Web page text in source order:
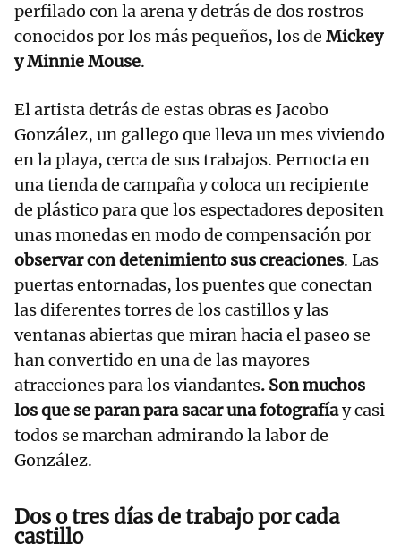
perfilado con la arena y detrás de dos rostros
conocidos por los más pequeños, los de Mickey
y Minnie Mouse.
El artista detrás de estas obras es Jacobo
González, un gallego que lleva un mes viviendo
en la playa, cerca de sus trabajos. Pernocta en
una tienda de campaña y coloca un recipiente
de plástico para que los espectadores depositen
unas monedas en modo de compensación por
observar con detenimiento sus creaciones. Las
puertas entornadas, los puentes que conectan
las diferentes torres de los castillos y las
ventanas abiertas que miran hacia el paseo se
han convertido en una de las mayores
atracciones para los viandantes. Son muchos
los que se paran para sacar una fotografíay casi
todos se marchan admirando la labor de
González.
Dos o tres días de trabajo por cada
castillo